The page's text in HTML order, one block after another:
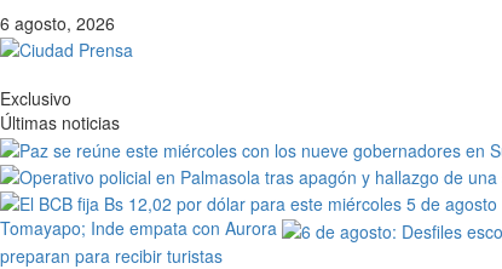
6 agosto, 2026
Exclusivo
Últimas noticias
Tomayapo; Inde empata con Aurora
preparan para recibir turistas